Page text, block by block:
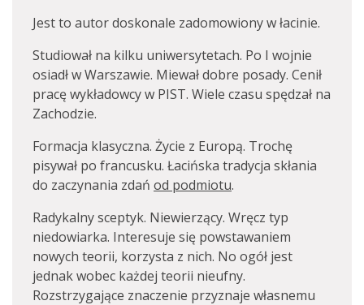
Jest to autor doskonale zadomowiony w łacinie.
Studiował na kilku uniwersytetach. Po I wojnie
osiadł w Warszawie. Miewał dobre posady. Cenił
pracę wykładowcy w PIST. Wiele czasu spędzał na
Zachodzie.
Formacja klasyczna. Życie z Europą. Trochę
pisywał po francusku. Łacińska tradycja skłania
do zaczynania zdań od podmiotu.
Radykalny sceptyk. Niewierzący. Wręcz typ
niedowiarka. Interesuje się powstawaniem
nowych teorii, korzysta z nich. No ogół jest
jednak wobec każdej teorii nieufny.
Rozstrzygające znaczenie przyznaje własnemu